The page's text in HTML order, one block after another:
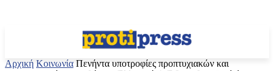
Αρχική Κοινωνία Πενήντα υποτροφίες προπτυχιακών και